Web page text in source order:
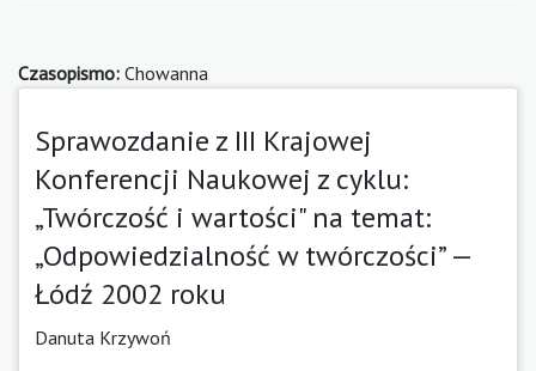
Czasopismo: Chowanna
Sprawozdanie z III Krajowej
Konferencji Naukowej z cyklu:
„Twórczość i wartości" na temat:
„Odpowiedzialność w twórczości” —
Łódź 2002 roku
Danuta Krzywoń